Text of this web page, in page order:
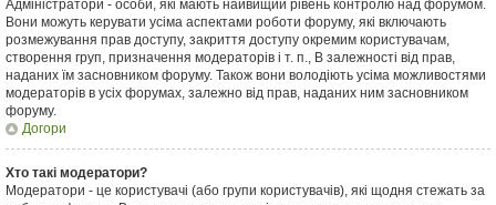
Адміністратори - особи, які мають найвищий рівень контролю над форумом.
Вони можуть керувати усіма аспектами роботи форуму, які включають
розмежування прав доступу, закриття доступу окремим користувачам,
створення груп, призначення модераторів і т. п., В залежності від прав,
наданих їм засновником форуму. Також вони володіють усіма можливостями
модераторів в усіх форумах, залежно від прав, наданих ним засновником
форуму.
Догори
Хто такі модератори?
Модератори - це користувачі (або групи користувачів), які щодня стежать за